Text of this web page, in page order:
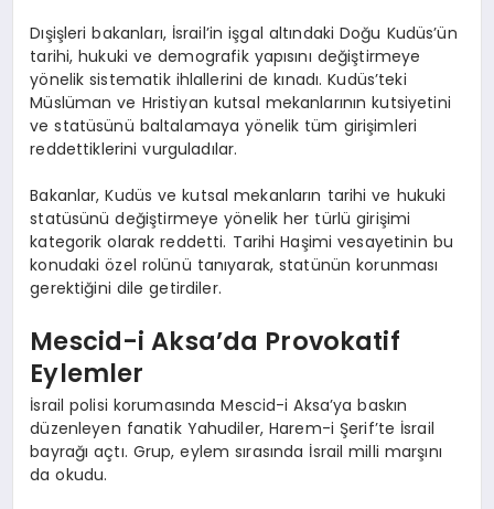
Dışişleri bakanları, İsrail’in işgal altındaki Doğu Kudüs’ün
tarihi, hukuki ve demografik yapısını değiştirmeye
yönelik sistematik ihlallerini de kınadı. Kudüs’teki
Müslüman ve Hristiyan kutsal mekanlarının kutsiyetini
ve statüsünü baltalamaya yönelik tüm girişimleri
reddettiklerini vurguladılar.
Bakanlar, Kudüs ve kutsal mekanların tarihi ve hukuki
statüsünü değiştirmeye yönelik her türlü girişimi
kategorik olarak reddetti. Tarihi Haşimi vesayetinin bu
konudaki özel rolünü tanıyarak, statünün korunması
gerektiğini dile getirdiler.
Mescid-i Aksa’da Provokatif
Eylemler
İsrail polisi korumasında Mescid-i Aksa’ya baskın
düzenleyen fanatik Yahudiler, Harem-i Şerif’te İsrail
bayrağı açtı. Grup, eylem sırasında İsrail milli marşını
da okudu.